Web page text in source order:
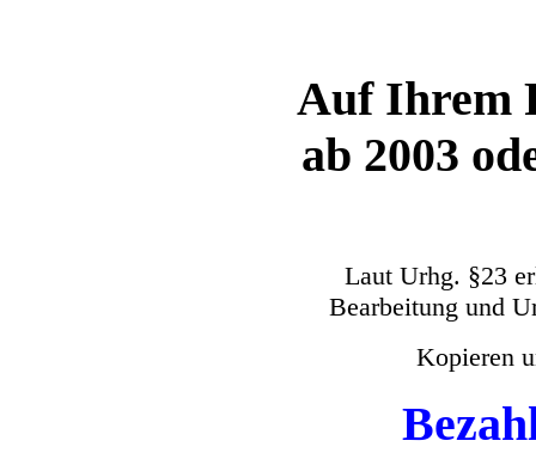
Auf Ihrem
ab 2003
Laut Urhg. §23
Bearbeitung und
Kopieren